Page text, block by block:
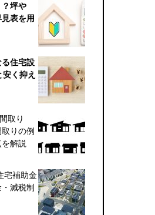
坪や
表を用
住宅設
く抑え
取り
りの例
解説
宅補助金
減税制